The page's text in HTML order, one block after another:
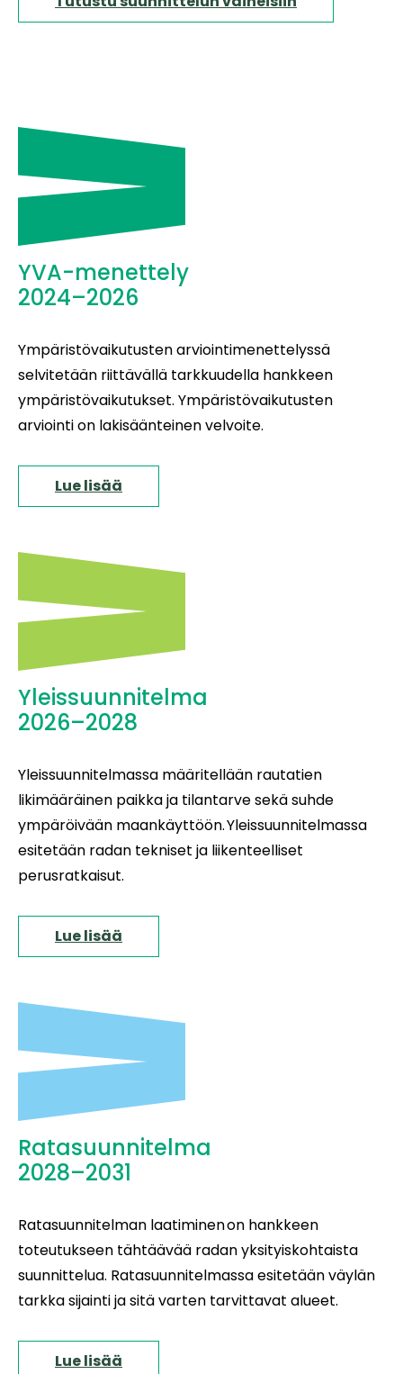
YVA-menettely
2024–2026
Ympäristövaikutusten arviointimenettelyssä
selvitetään riittävällä tarkkuudella hankkeen
ympäristövaikutukset. Ympäristövaikutusten
arviointi on lakisäänteinen velvoite.
Lue lisää
Yleissuunnitelma
2026–2028
Yleissuunnitelmassa määritellään rautatien
likimääräinen paikka ja tilantarve sekä suhde
ympäröivään maankäyttöön. Yleissuunnitelmassa
esitetään radan tekniset ja liikenteelliset
perusratkaisut.
Lue lisää
Ratasuunnitelma
2028–2031
Ratasuunnitelman laatiminen on hankkeen
toteutukseen tähtäävää radan yksityiskohtaista
suunnittelua. Ratasuunnitelmassa esitetään väylän
tarkka sijainti ja sitä varten tarvittavat alueet.
Lue lisää